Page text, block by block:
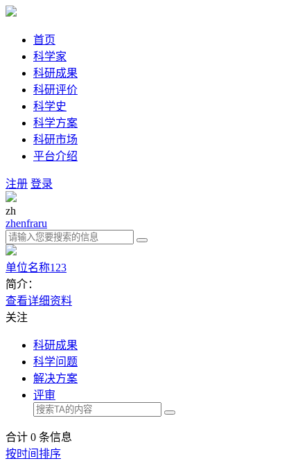
首页
科学家
科研成果
科研评价
科学史
科学方案
科研市场
平台介绍
注册 登录
zh
zhenfraru
单位名称123
简介：
查看详细资料
关注
科研成果
科学问题
解决方案
评审
合计 0 条信息
按时间排序